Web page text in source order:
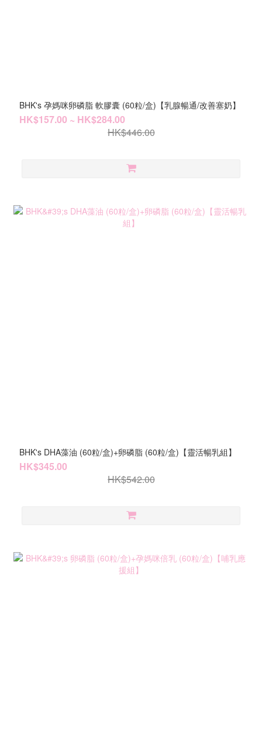
BHK's 孕媽咪卵磷脂 軟膠囊 (60粒/盒)【乳腺暢通/改善塞奶】
HK$157.00 ~ HK$284.00
HK$446.00
BHK's DHA藻油 (60粒/盒)+卵磷脂 (60粒/盒)【靈活暢乳組】
HK$345.00
HK$542.00